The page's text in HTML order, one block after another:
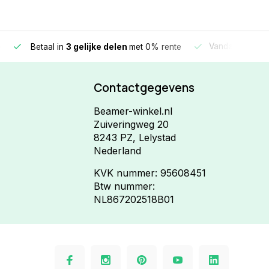
Betaal in 3 gelijke delen met 0% rente Vandaag
Contactgegevens
Beamer-winkel.nl
Zuiveringweg 20
8243 PZ, Lelystad
Nederland
KVK nummer: 95608451
Btw nummer:
NL867202518B01